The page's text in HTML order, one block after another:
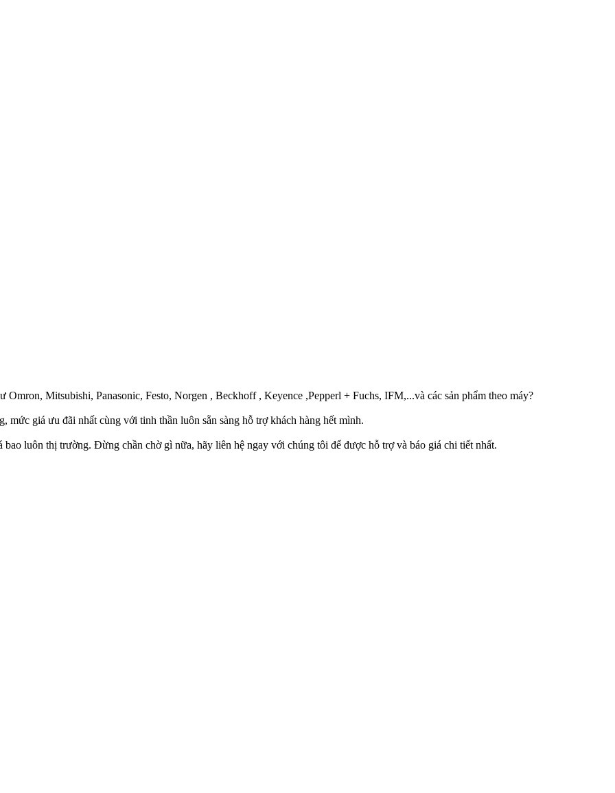
Mitsubishi, Panasonic, Festo, Norgen , Beckhoff , Keyence ,Pepperl + Fuchs, IFM,...và các sản phẩm theo máy?
giá ưu đãi nhất cùng với tinh thần luôn sẵn sàng hỗ trợ khách hàng hết mình.
luôn thị trường. Đừng chần chờ gì nữa, hãy liên hệ ngay với chúng tôi để được hỗ trợ và báo giá chi tiết nhất.